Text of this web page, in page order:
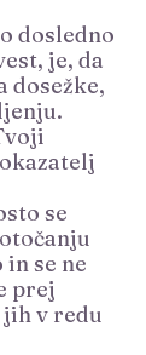
dosledno
je, da
dosežke,
se
se ne
prej
v redu